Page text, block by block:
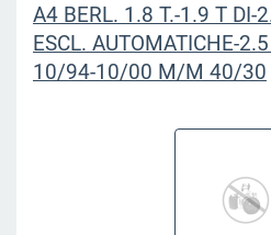
A4 BERL. 1.8 T.-1.9 T DI-
ESCL. AUTOMATICHE-
10/94-10/00 M/M 40/30